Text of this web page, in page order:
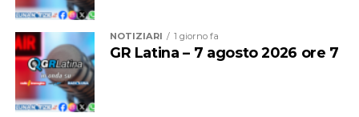
NOTIZIARI 1 giorno fa
GR Latina – 7 agosto 2026 ore 7